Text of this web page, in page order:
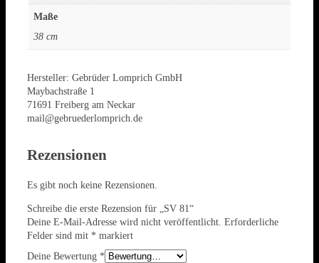
Maße
38 cm
Hersteller: Gebrüder Lomprich GmbH
Maybachstraße 1
71691 Freiberg am Neckar
mail@gebruederlomprich.de
Rezensionen
Es gibt noch keine Rezensionen.
Schreibe die erste Rezension für „SV 81“
Deine E-Mail-Adresse wird nicht veröffentlicht. Erforderliche
Felder sind mit * markiert
Deine Bewertung *